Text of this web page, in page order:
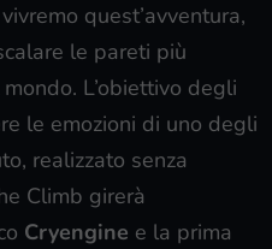
quest’avventura,
le pareti più
L’obiettivo degli
le emozioni di uno degli
realizzato senza
Climb girerà
Cryengine e la prima